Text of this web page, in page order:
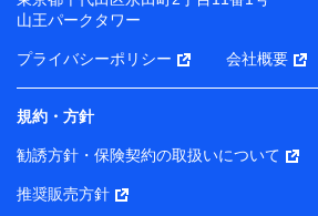
山王パークタワー
プライバシーポリシー 会社概要
規約・方針
勧誘方針・保険契約の取扱いについて
推奨販売方針